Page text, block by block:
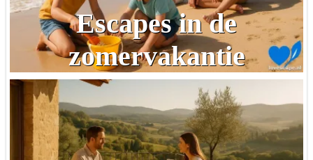
Escapes in de
zomervakantie